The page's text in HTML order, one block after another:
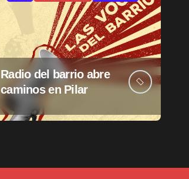
Radio del barrio abre
caminos en Pilar